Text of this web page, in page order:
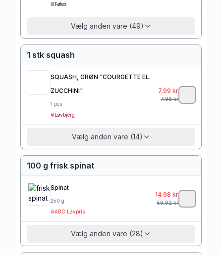
Føtex
Vælg anden vare (49)
1 stk squash
SQUASH, GRØN "COURGETTE EL.
ZUCCHINI"
1 pcs
Løvbjerg
7.99 kr
7.99kr
Vælg anden vare (14)
100 g frisk spinat
Spinat
250 g
ABC Lavpris
14.98 kr
59.92kr
Vælg anden vare (28)